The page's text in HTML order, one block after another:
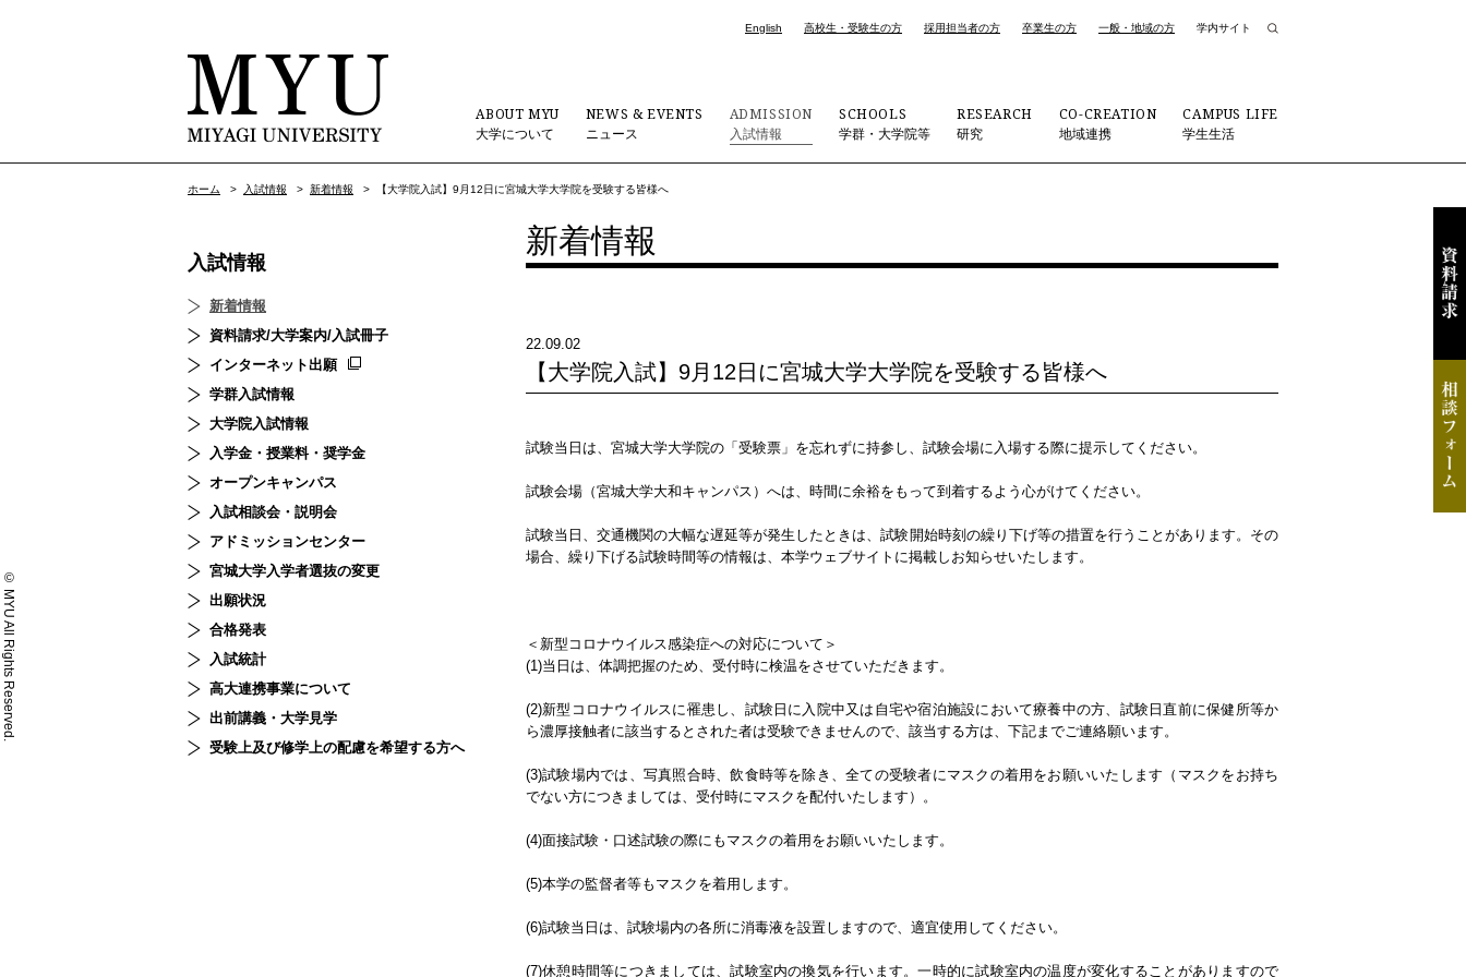
English 高校生・受験生の方 採用担当者の方 卒業生の方 一般・地域の方 学内サイト
ABOUT MYU
大学について
NEWS & EVENTS
ニュース
ADMISSION
入試情報
SCHOOLS
学群・大学院等
RESEARCH
研究
CO-CREATION
地域連携
CAMPUS LIFE
学生生活
ホーム > 入試情報 > 新着情報 > 【大学院入試】9月12日に宮城大学大学院を受験する皆様へ
新着情報
22.09.02
【大学院入試】9月12日に宮城大学大学院を受験する皆様へ
試験当日は、宮城大学大学院の「受験票」を忘れずに持参し、試験会場に入場する際に提示してください。
試験会場（宮城大学大和キャンパス）へは、時間に余裕をもって到着するよう心がけてください。
試験当日、交通機関の大幅な遅延等が発生したときは、試験開始時刻の繰り下げ等の措置を行うことがあります。その
場合、繰り下げる試験時間等の情報は、本学ウェブサイトに掲載しお知らせいたします。
＜新型コロナウイルス感染症への対応について＞
(1)当日は、体調把握のため、受付時に検温をさせていただきます。
(2)新型コロナウイルスに罹患し、試験日に入院中又は自宅や宿泊施設において療養中の方、試験日直前に保健所等か
ら濃厚接触者に該当するとされた者は受験できませんので、該当する方は、下記までご連絡願います。
(3)試験場内では、写真照合時、飲食時等を除き、全ての受験者にマスクの着用をお願いいたします（マスクをお持ち
でない方につきましては、受付時にマスクを配付いたします）。
(4)面接試験・口述試験の際にもマスクの着用をお願いいたします。
(5)本学の監督者等もマスクを着用します。
(6)試験当日は、試験場内の各所に消毒液を設置しますので、適宜使用してください。
(7)休憩時間等につきましては、試験室内の換気を行います。一時的に試験室内の温度が変化することがありますので
入試情報
新着情報
資料請求/大学案内/入試冊子
インターネット出願
学群入試情報
大学院入試情報
入学金・授業料・奨学金
オープンキャンパス
入試相談会・説明会
アドミッションセンター
宮城大学入学者選抜の変更
出願状況
合格発表
入試統計
高大連携事業について
出前講義・大学見学
受験上及び修学上の配慮を希望する方へ
© MYU All Rights Reserved.